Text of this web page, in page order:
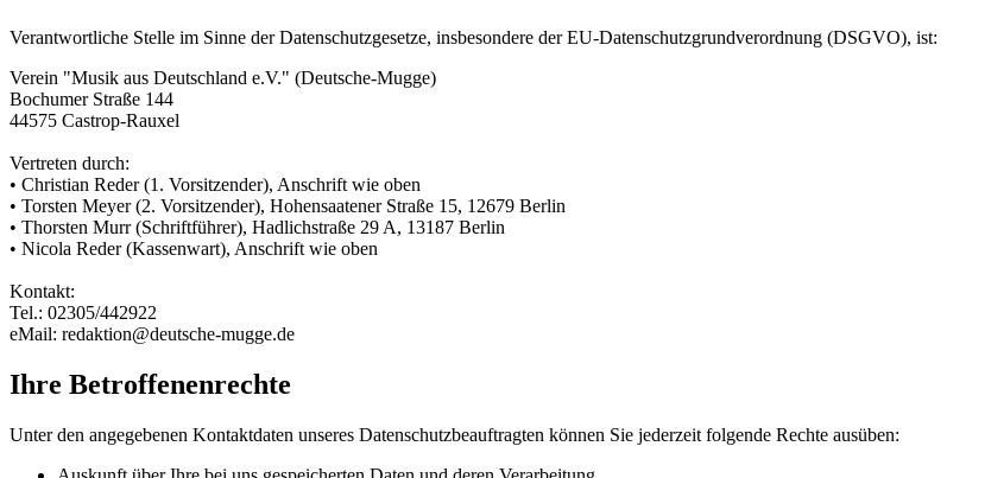
Verantwortliche Stelle im Sinne der Datenschutzgesetze, insbesondere der EU-Datenschutzgrundverordnung (DSGVO), ist:
Verein "Musik aus Deutschland e.V." (Deutsche-Mugge)
Bochumer Straße 144
44575 Castrop-Rauxel
Vertreten durch:
• Christian Reder (1. Vorsitzender), Anschrift wie oben
• Torsten Meyer (2. Vorsitzender), Hohensaatener Straße 15, 12679 Berlin
• Thorsten Murr (Schriftführer), Hadlichstraße 29 A, 13187 Berlin
• Nicola Reder (Kassenwart), Anschrift wie oben
Kontakt:
Tel.: 02305/442922
eMail: redaktion@deutsche-mugge.de
Ihre Betroffenenrechte
Unter den angegebenen Kontaktdaten unseres Datenschutzbeauftragten können Sie jederzeit folgende Rechte ausüben: